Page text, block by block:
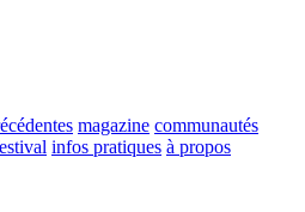
magazine communautés
infos pratiques à propos